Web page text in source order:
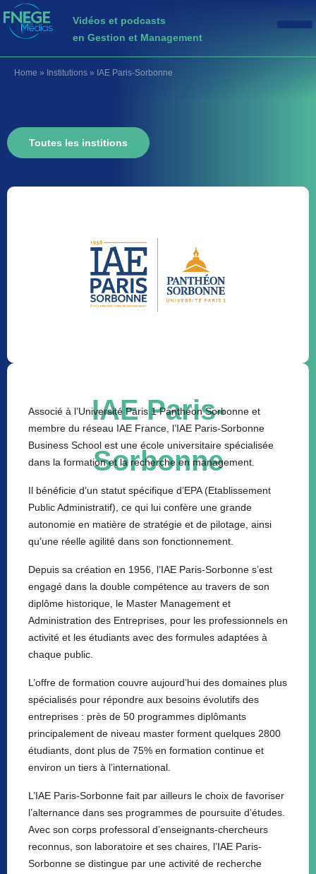
Vidéos et podcasts
en Gestion et Management
Home » Institutions » IAE Paris-Sorbonne
Toutes les institions
IAE Paris-
Sorbonne
Associé à l’Université Paris 1 Panthéon Sorbonne et
membre du réseau IAE France, l’IAE Paris-Sorbonne
Business School est une école universitaire spécialisée
dans la formation et la recherche en management.
Il bénéficie d’un statut spécifique d’EPA (Etablissement
Public Administratif), ce qui lui confère une grande
autonomie en matière de stratégie et de pilotage, ainsi
qu’une réelle agilité dans son fonctionnement.
Depuis sa création en 1956, l’IAE Paris-Sorbonne s’est
engagé dans la double compétence au travers de son
diplôme historique, le Master Management et
Administration des Entreprises, pour les professionnels en
activité et les étudiants avec des formules adaptées à
chaque public.
L’offre de formation couvre aujourd’hui des domaines plus
spécialisés pour répondre aux besoins évolutifs des
entreprises : près de 50 programmes diplômants
principalement de niveau master forment quelques 2800
étudiants, dont plus de 75% en formation continue et
environ un tiers à l’international.
L’IAE Paris-Sorbonne fait par ailleurs le choix de favoriser
l’alternance dans ses programmes de poursuite d’études.
Avec son corps professoral d’enseignants-chercheurs
reconnus, son laboratoire et ses chaires, l’IAE Paris-
Sorbonne se distingue par une activité de recherche